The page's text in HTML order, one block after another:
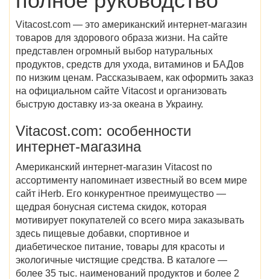
Vitacost.com — это американский интернет-магазин
товаров для здорового образа жизни. На сайте
представлен огромный выбор натуральных
продуктов, средств для ухода, витаминов и БАДов
по низким ценам. Рассказываем, как оформить заказ
на официальном сайте Vitacostи организовать
быструю доставку из-за океана в Украину.
Vitacost.com: особенности
интернет-магазина
Американский интернет-магазин Vitacost по
ассортименту напоминает известный во всем мире
сайт iHerb. Его конкурентное преимущество —
щедрая бонусная система скидок, которая
мотивирует покупателей со всего мира заказывать
здесь пищевые добавки, спортивное и
диабетическое питание, товары для красоты и
экологичные чистящие средства. В каталоге —
более 35 тыс. наименований продуктов и более 2